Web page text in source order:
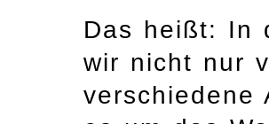
Das heißt: In
wir nicht nur
verschiedene